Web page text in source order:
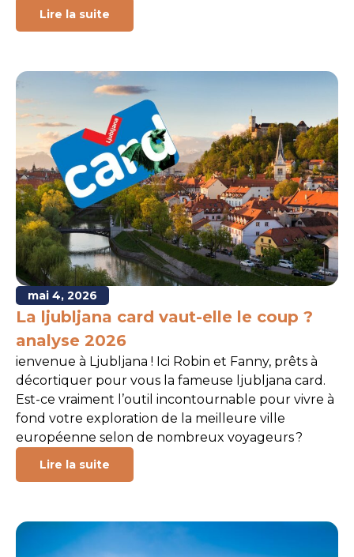
Lire la suite
mai 4, 2026
La ljubljana card vaut-elle le coup ?
analyse 2026
ienvenue à Ljubljana ! Ici Robin et Fanny, prêts à
décortiquer pour vous la fameuse ljubljana card.
Est-ce vraiment l’outil incontournable pour vivre à
fond votre exploration de la meilleure ville
européenne selon de nombreux voyageurs ?
Lire la suite